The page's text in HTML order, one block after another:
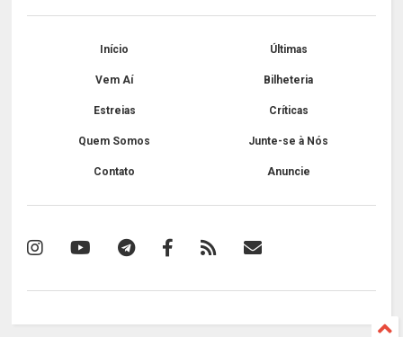
Início Últimas
Vem Aí Bilheteria
Estreias Críticas
Quem Somos Junte-se à Nós
Contato Anuncie